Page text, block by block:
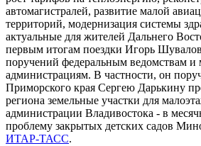
автомагистралей, развитие малой
территорий, модернизация системы
актуальные для жителей Дальнего
первым итогам поездки Игорь
поручений федеральным ведомствам и
администрациям. В частности, он
Приморского края Сергею Дарькину
региона земельные участки для
администрации Владивостока - в
проблему закрытых детских садов
ИТАР-ТАСС.